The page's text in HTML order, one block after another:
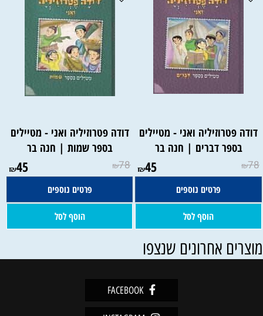
דודה פטרוזיליה ואני - מטיילים
בספר דברים | חנה בר
₪78
₪45
פרטים נוספים
הוסף לסל
דודה פטרוזיליה ואני - מטיילים
בספר שמות | חנה בר
₪78
₪45
פרטים נוספים
הוסף לסל
אחרונים שנצפו
FACEBOOK